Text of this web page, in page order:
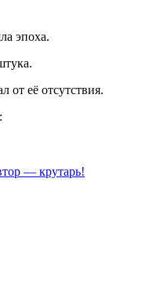
эпоха.
от её отсутствия.
— крутарь!